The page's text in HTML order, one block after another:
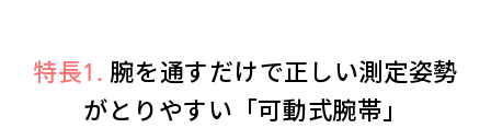
特長1. 腕を通すだけで正しい測定姿勢
がとりやすい「可動式腕帯」